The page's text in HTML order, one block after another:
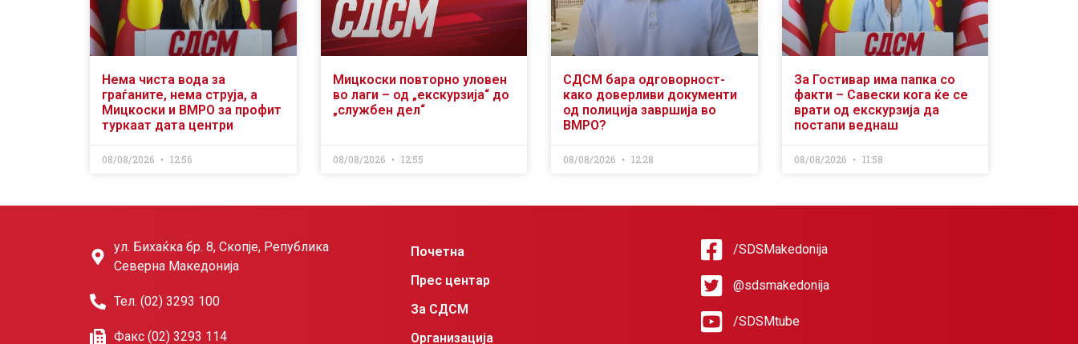
Нема чиста вода за
граѓаните, нема струја, а
Мицкоски и ВМРО за профит
туркаат дата центри
08/08/2026 12:56
Мицкоски повторно уловен
во лаги – од „екскурзија“ до
„службен дел“
08/08/2026 12:55
СДСМ бара одговорност-
како доверливи документи
од полиција завршија во
ВМРО?
08/08/2026 12:28
За Гостивар има папка со
факти – Савески кога ќе се
врати од екскурзија да
постапи веднаш
08/08/2026 11:58
ул. Бихаќка бр. 8, Скопје, Република
Северна Македонија
Тел. (02) 3293 100
Факс (02) 3293 114
Почетна
Прес центар
За СДСМ
Организација
/SDSMakedonija
@sdsmakedonija
/SDSMtube